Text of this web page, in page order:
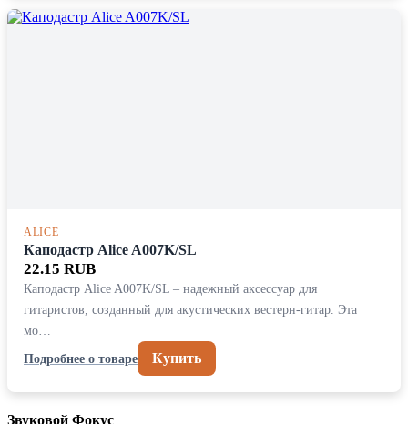
ALICE
Каподастр Alice A007K/SL
22.15 RUB
Каподастр Alice A007K/SL – надежный аксессуар для
гитаристов, созданный для акустических вестерн-гитар. Эта
мо…
Подробнее о товаре
Купить
Звуковой Фокус